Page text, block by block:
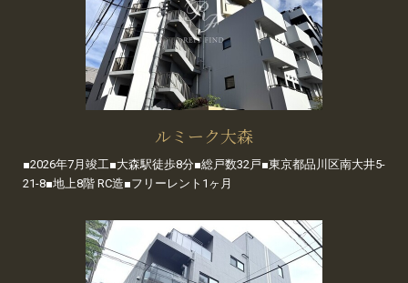
ルミーク大森
■2026年7月竣工■大森駅徒歩8分■総戸数32戸■東京都品川区南大井5-
21-8■地上8階 RC造■フリーレント1ヶ月